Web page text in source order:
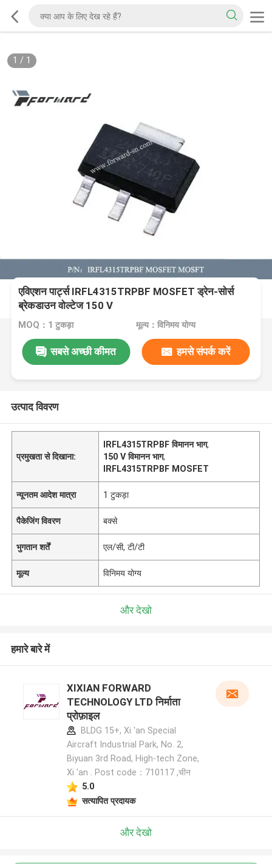
1 / 1
एविएशन पार्ट्स IRFL4315TRPBF MOSFET ड्रेन-सोर्स
ब्रेकडाउन वोल्टेज 150 V
MOQ：1 टुकड़ा मूल्य：विनिमय योग्य
सबसे अच्छी कीमत हमसे संपर्क करें
उत्पाद विवरण
प्रमुखता से दिखाना:
IRFL4315TRPBF विमानन भाग,
150 V विमानन भाग,
IRFL4315TRPBF MOSFET
न्यूनतम आदेश मात्रा 1 टुकड़ा
पैकेजिंग विवरण बक्से
भुगतान शर्तें एल/सी, टी/टी
मूल्य विनिमय योग्य
और देखो
हमारे बारे में
XIXIAN FORWARD
TECHNOLOGY LTD निर्माता
प्रोफ़ाइल
BLDG 15+, Xi 'an Special
Aircraft Industrial Park, No. 2,
Biyuan 3rd Road, High-tech Zone,
Xi 'an . Post code：710117 ,चीन
5.0
सत्यापित प्रदायक
और देखो